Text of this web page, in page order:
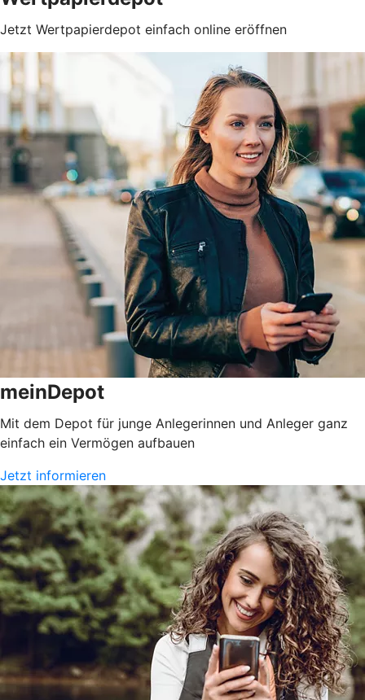
Jetzt Wertpapierdepot einfach online eröffnen
meinDepot
Mit dem Depot für junge Anlegerinnen und Anleger ganz
einfach ein Vermögen aufbauen
Jetzt informieren